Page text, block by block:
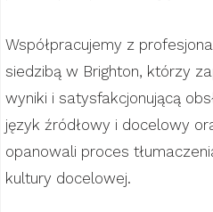
Współpracujemy z
siedzibą w Brighton, którzy
wyniki i satysfakcjonującą
język źródłowy i docelowy
opanowali proces
kultury docelowej.